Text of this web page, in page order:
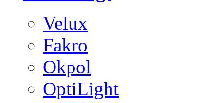
Velux
Fakro
Okpol
OptiLight